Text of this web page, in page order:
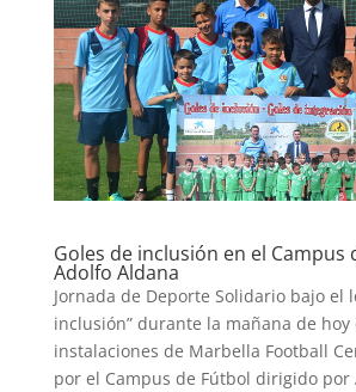
Goles de inclusión en el
Adolfo Aldana
Jornada de Deporte Solidario bajo el
inclusión” durante la mañana de hoy
instalaciones de Marbella Football
por el Campus de Fútbol dirigido por